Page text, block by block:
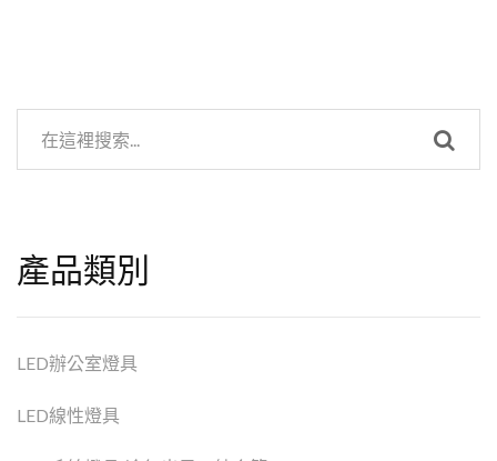
產品類別
LED辦公室燈具
LED線性燈具